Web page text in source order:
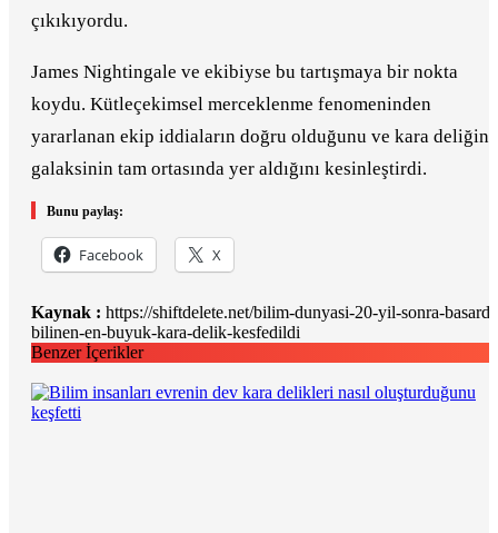
çıkıkıyordu.
James Nightingale ve ekibiyse bu tartışmaya bir nokta
koydu. Kütleçekimsel merceklenme fenomeninden
yararlanan ekip iddiaların doğru olduğunu ve kara deliğin
galaksinin tam ortasında yer aldığını kesinleştirdi.
Bunu paylaş:
Facebook X
Kaynak : https://shiftdelete.net/bilim-dunyasi-20-yil-sonra-
bilinen-en-buyuk-kara-delik-kesfedildi
Benzer İçerikler